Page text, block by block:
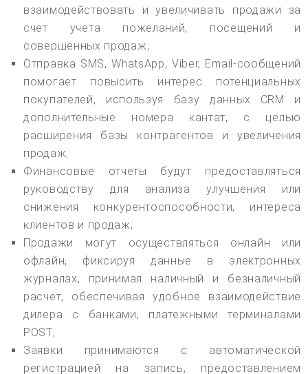
взаимодействовать и увеличивать продажи за
счет учета пожеланий, посещений и
совершенных продаж;
Отправка SMS, WhatsApp, Viber, Email-сообщений
помогает повысить интерес потенциальных
покупателей, используя базу данных CRM и
дополнительные номера кантат, с целью
расширения базы контрагентов и увеличения
продаж;
Финансовые отчеты будут предоставляться
руководству для анализа улучшения или
снижения конкурентоспособности, интереса
клиентов и продаж;
Продажи могут осуществляться онлайн или
офлайн, фиксируя данные в электронных
журналах, принимая наличный и безналичный
расчет, обеспечивая удобное взаимодействие
дилера с банками, платежными терминалами
POST;
Заявки принимаются с автоматической
регистрацией на запись, предоставлением